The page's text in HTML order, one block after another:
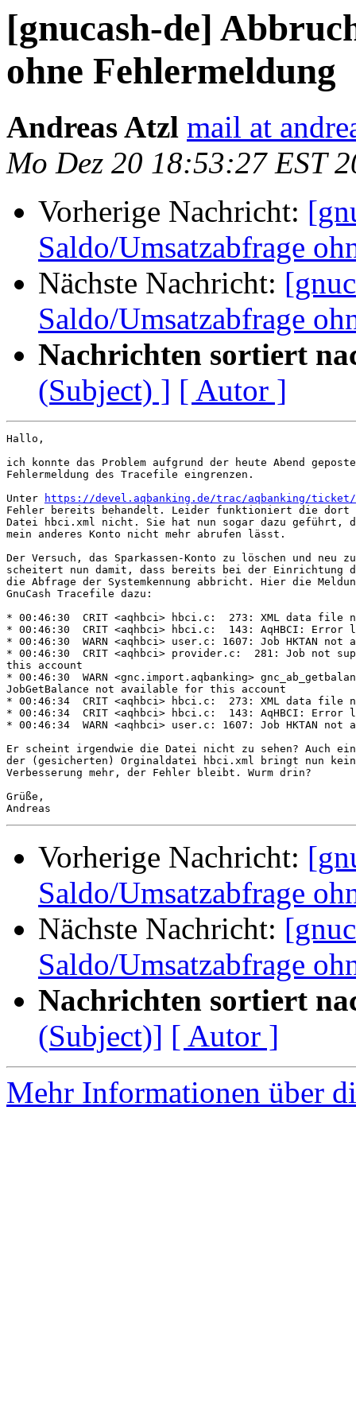
[gnucash-de]
ohne Fehlermeldung
Andreas Atzl mail at
Mo Dez 20 18:53:27 EST
Vorherige Nachricht:
Saldo/Umsatzabfrage
Nächste Nachricht:
Saldo/Umsatzabfrage
Nachrichten sortiert
(Subject) ] [ Autor ]
Hallo,
ich konnte das Problem aufgrund der heute Abend
Fehlermeldung des Tracefile eingrenzen.
Unter
https://devel.aqbanking.de/trac/aqbanking/ticket/
Fehler bereits behandelt. Leider funktioniert die dort
Datei hbci.xml nicht. Sie hat nun sogar dazu geführt,
mein anderes Konto nicht mehr abrufen lässt.
Der Versuch, das Sparkassen-Konto zu löschen und neu
scheitert nun damit, dass bereits bei der Einrichtung
die Abfrage der Systemkennung abbricht. Hier die
GnuCash Tracefile dazu:
* 00:46:30  CRIT <aqhbci> hbci.c:  273: XML data file
* 00:46:30  CRIT <aqhbci> hbci.c:  143: AqHBCI: Error
* 00:46:30  WARN <aqhbci> user.c: 1607: Job HKTAN not
* 00:46:30  CRIT <aqhbci> provider.c:  281: Job not
this account
* 00:46:30  WARN <gnc.import.aqbanking>
JobGetBalance not available for this account
* 00:46:34  CRIT <aqhbci> hbci.c:  273: XML data file
* 00:46:34  CRIT <aqhbci> hbci.c:  143: AqHBCI: Error
* 00:46:34  WARN <aqhbci> user.c: 1607: Job HKTAN not
Er scheint irgendwie die Datei nicht zu sehen? Auch
der (gesicherten) Orginaldatei hbci.xml bringt nun
Verbesserung mehr, der Fehler bleibt. Wurm drin?
Grüße,
Vorherige Nachricht:
Saldo/Umsatzabfrage
Nächste Nachricht:
Saldo/Umsatzabfrage
Nachrichten sortiert
(Subject)] [ Autor ]
Mehr Informationen über